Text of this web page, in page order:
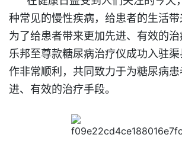
种常见的慢性疾病，给患者的生活带
为了给患者带来更加先进、有效的治
乐邦至尊款糖尿病治疗仪成功入驻
作非常顺利，共同致力于为糖尿病
进、有效的治疗手段。